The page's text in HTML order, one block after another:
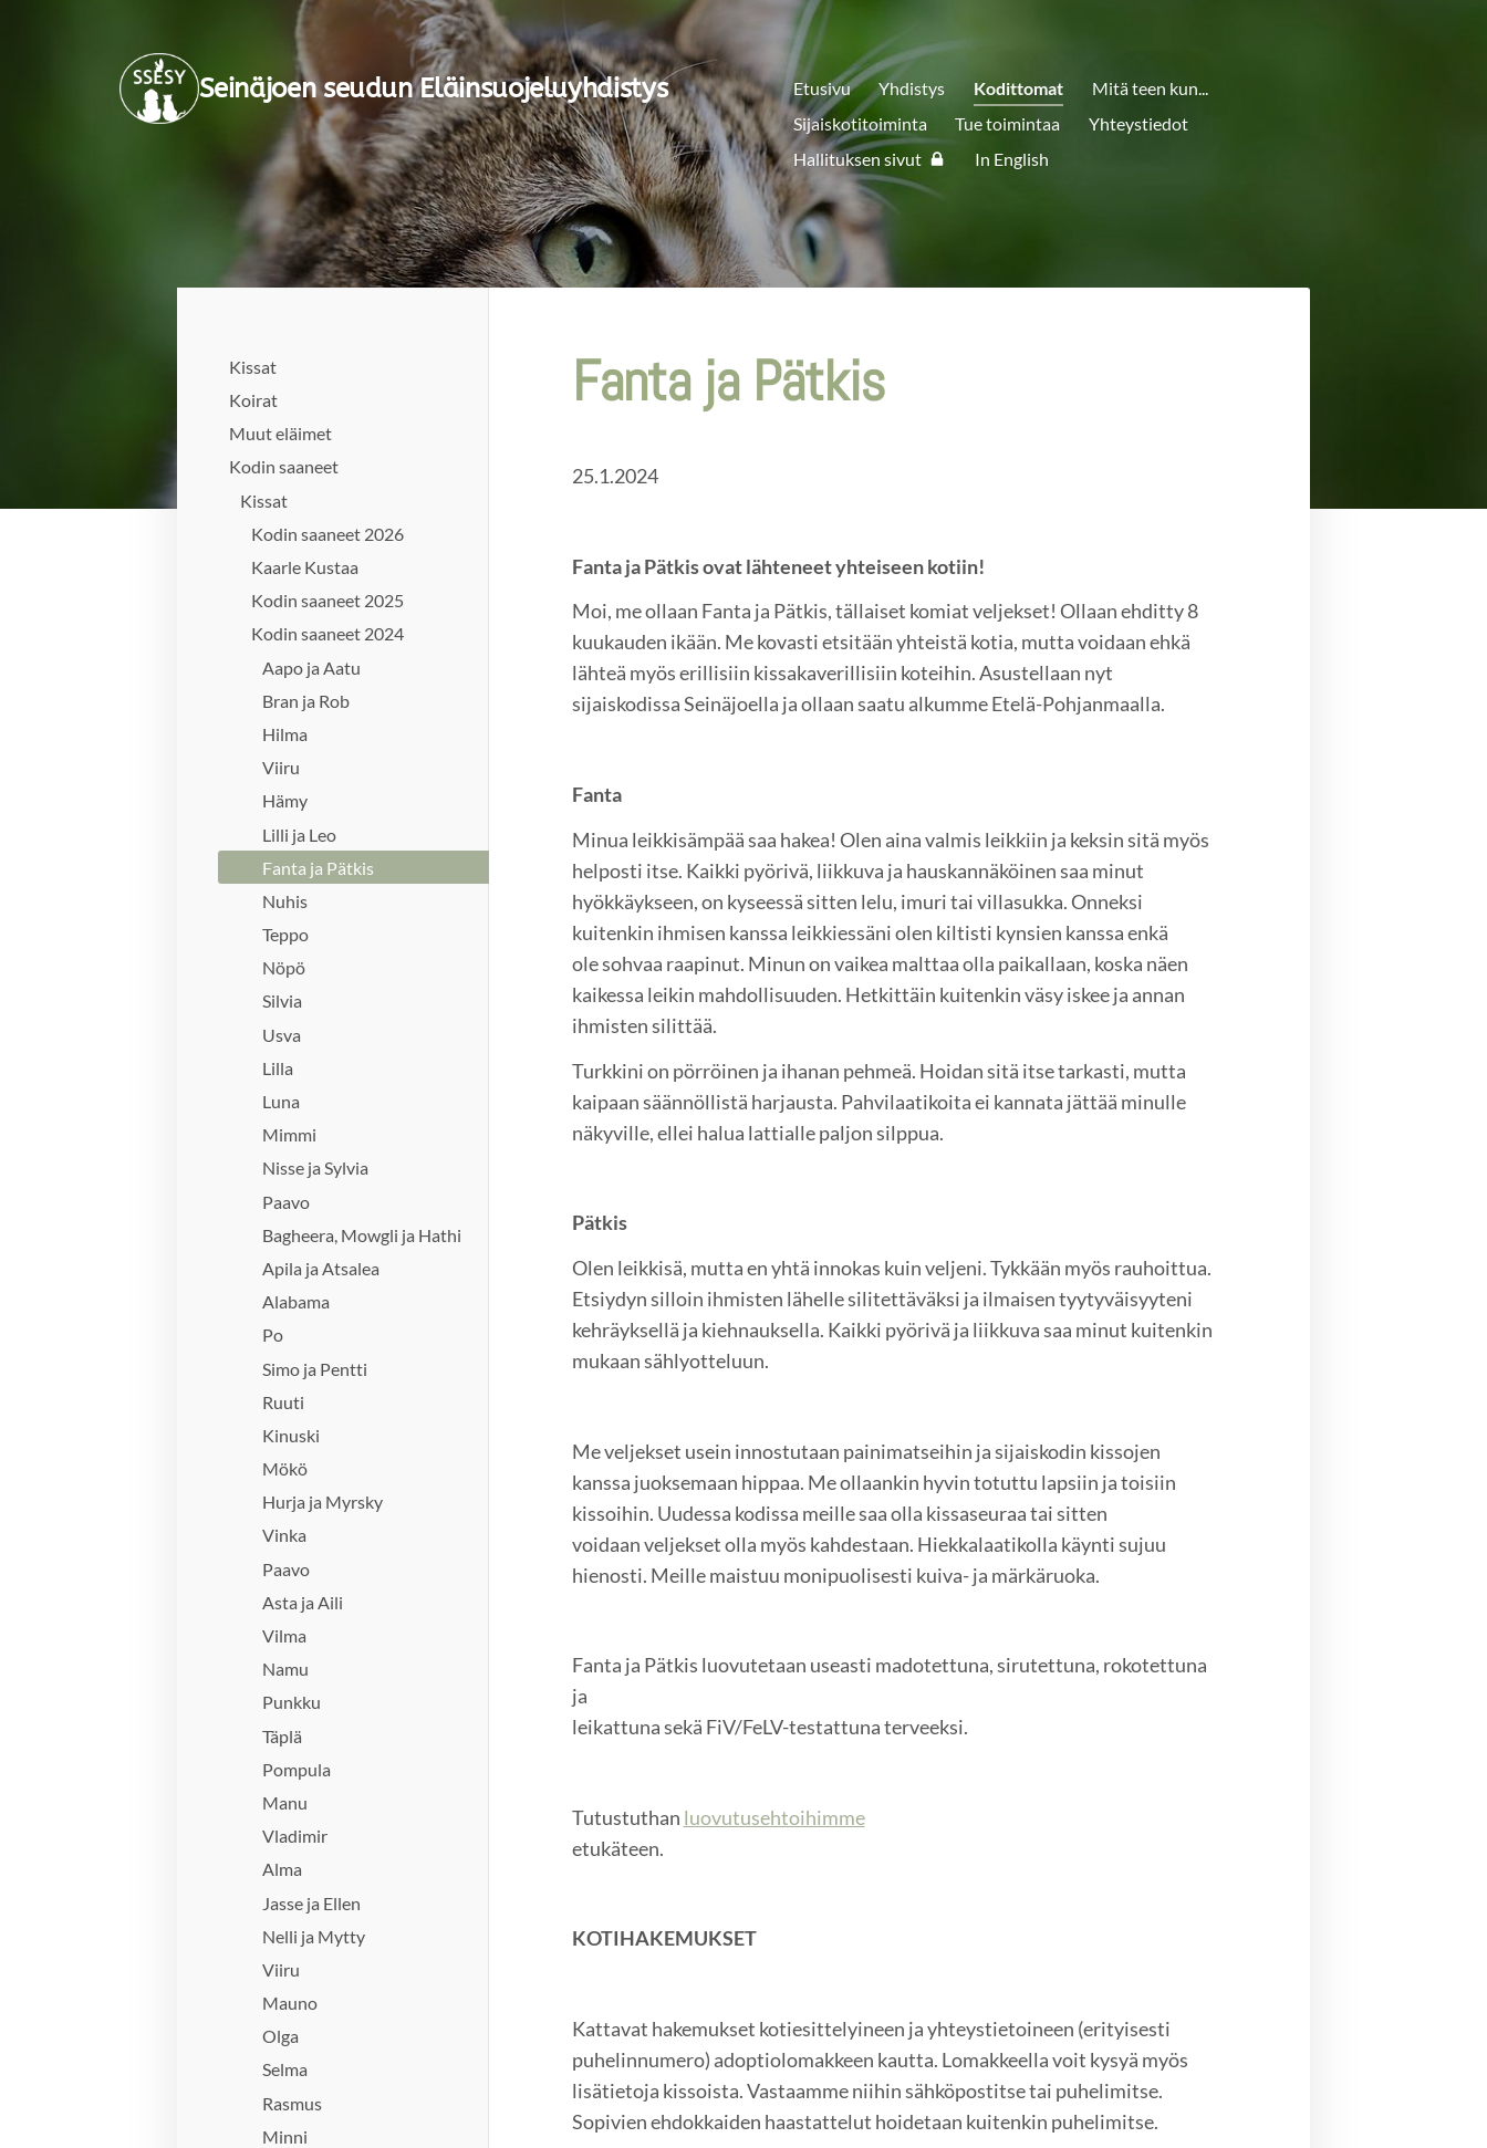
Seinäjoen seudun Eläinsuojeluyhdistys Etusivu Yhdistys Kodittomat
Mitä teen kun...
Sijaiskotitoiminta
Tue toimintaa
Yhteystiedot
Hallituksen sivut
In English
Kissat
Koirat
Muut eläimet
Kodin saaneet
Kissat
Kodin saaneet 2026
Kaarle Kustaa
Kodin saaneet 2025
Kodin saaneet 2024
Aapo ja Aatu
Bran ja Rob
Hilma
Viiru
Hämy
Lilli ja Leo
Fanta ja Pätkis
Nuhis
Teppo
Nöpö
Silvia
Usva
Lilla
Luna
Mimmi
Nisse ja Sylvia
Paavo
Bagheera, Mowgli ja Hathi
Apila ja Atsalea
Alabama
Po
Simo ja Pentti
Ruuti
Kinuski
Mökö
Hurja ja Myrsky
Vinka
Paavo
Asta ja Aili
Vilma
Namu
Punkku
Täplä
Pompula
Manu
Vladimir
Alma
Jasse ja Ellen
Nelli ja Mytty
Viiru
Mauno
Olga
Selma
Rasmus
Minni
Fanta ja Pätkis
25.1.2024
Fanta ja Pätkis ovat lähteneet yhteiseen kotiin!
Moi, me ollaan Fanta ja Pätkis, tällaiset komiat veljekset! Ollaan ehditty 8
kuukauden ikään. Me kovasti etsitään yhteistä kotia, mutta voidaan ehkä
lähteä myös erillisiin kissakaverillisiin koteihin. Asustellaan nyt
sijaiskodissa Seinäjoella ja ollaan saatu alkumme Etelä-Pohjanmaalla.
Fanta
Minua leikkisämpää saa hakea! Olen aina valmis leikkiin ja keksin sitä myös
helposti itse. Kaikki pyörivä, liikkuva ja hauskannäköinen saa minut
hyökkäykseen, on kyseessä sitten lelu, imuri tai villasukka. Onneksi
kuitenkin ihmisen kanssa leikkiessäni olen kiltisti kynsien kanssa enkä
ole sohvaa raapinut. Minun on vaikea malttaa olla paikallaan, koska näen
kaikessa leikin mahdollisuuden. Hetkittäin kuitenkin väsy iskee ja annan
ihmisten silittää.
Turkkini on pörröinen ja ihanan pehmeä. Hoidan sitä itse tarkasti, mutta
kaipaan säännöllistä harjausta. Pahvilaatikoita ei kannata jättää minulle
näkyville, ellei halua lattialle paljon silppua.
Pätkis
Olen leikkisä, mutta en yhtä innokas kuin veljeni. Tykkään myös rauhoittua.
Etsiydyn silloin ihmisten lähelle silitettäväksi ja ilmaisen tyytyväisyyteni
kehräyksellä ja kiehnauksella. Kaikki pyörivä ja liikkuva saa minut kuitenkin
mukaan sählyotteluun.
Me veljekset usein innostutaan painimatseihin ja sijaiskodin kissojen
kanssa juoksemaan hippaa. Me ollaankin hyvin totuttu lapsiin ja toisiin
kissoihin. Uudessa kodissa meille saa olla kissaseuraa tai sitten
voidaan veljekset olla myös kahdestaan. Hiekkalaatikolla käynti sujuu
hienosti. Meille maistuu monipuolisesti kuiva- ja märkäruoka.
Fanta ja Pätkis luovutetaan useasti madotettuna, sirutettuna, rokotettuna
ja
leikattuna sekä FiV/FeLV-testattuna terveeksi.
Tutustuthan luovutusehtoihimme
etukäteen.
KOTIHAKEMUKSET
Kattavat hakemukset kotiesittelyineen ja yhteystietoineen (erityisesti
puhelinnumero) adoptiolomakkeen kautta. Lomakkeella voit kysyä myös
lisätietoja kissoista. Vastaamme niihin sähköpostitse tai puhelimitse.
Sopivien ehdokkaiden haastattelut hoidetaan kuitenkin puhelimitse.